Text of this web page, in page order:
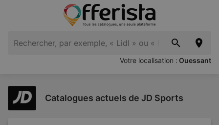
Votre localisation : Ouessant
Catalogues actuels de JD Sports